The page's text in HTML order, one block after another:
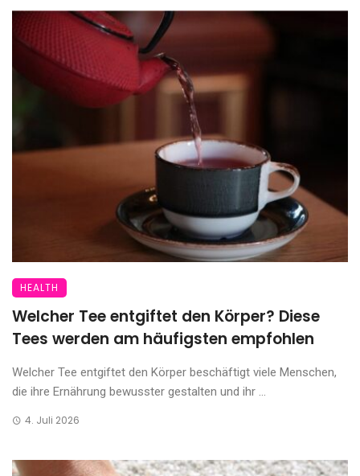
HEALTH
Welcher Tee entgiftet den Körper? Diese
Tees werden am häufigsten empfohlen
Welcher Tee entgiftet den Körper beschäftigt viele Menschen,
die ihre Ernährung bewusster gestalten und ihr ...
4. Juli 2026